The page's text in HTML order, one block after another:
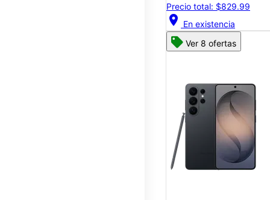
Precio total: $829.99
location_on En existencia
Ver 8 ofertas